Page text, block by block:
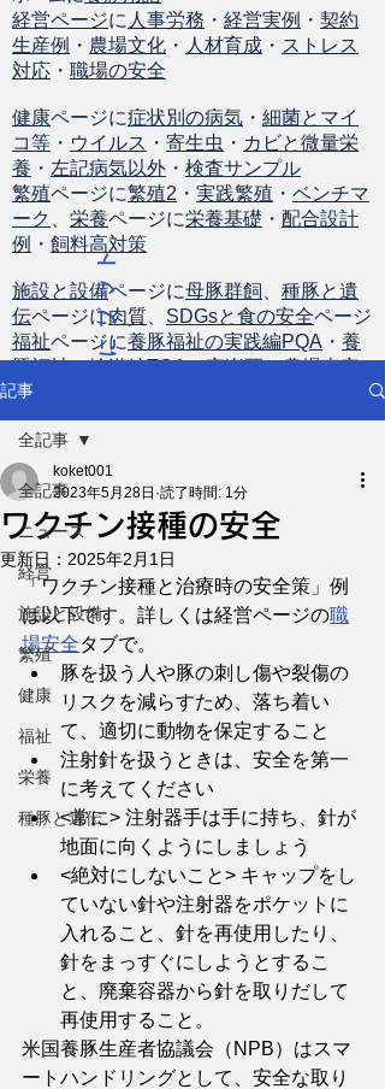
経営ページに 人事労務 ・ 経営実例 ・ 契約
生産例 ・ 農場文化 ・ 人材育成 ・ ストレス
対応 ・ 職場の安全
健康ページに症状別の病気 ・ 細菌とマイ
コ等 ・ ウイルス ・ 寄生虫 ・ カビと微量栄
養 ・ 左記病気以外 ・ 検査サンプル
繁殖ページに繁殖2 ・ 実践繁殖 ・ ベンチマ
ーク
栄養ページに栄養基礎 ・ 配合設計
例 ・ 飼料高対策
施設と設備ページに母豚群飼
種豚と遺
伝ページに肉質 SDGsと食の安全ページ
福祉ページに養豚福祉の実践編PQA ・ 養
豚福祉の輸送編TQA・安楽死・農場査定
ト
ッ
プ
に
記事
全記事
ニュース
経営
施設と設備
繁殖
健康
福祉
栄養
種豚と遺伝
全記事
ワクチン接種の安全
koket001
2023年5月28日 読了時間: 1分
更新日： 2025年2月1日
「ワクチン接種と治療時の安全策」例
は以下です。詳しくは経営ページの職
場安全タブで。
豚を扱う人や豚の刺し傷や裂傷の
リスクを減らすため、落ち着い
て、適切に動物を保定すること
注射針を扱うときは、安全を第一
に考えてください
<常に> 注射器手は手に持ち、針が
地面に向くようにしましょう
<絶対にしないこと> キャップをし
ていない針や注射器をポケットに
入れること、針を再使用したり、
針をまっすぐにしようとするこ
と、廃棄容器から針を取りだして
再使用すること。
米国養豚生産者協議会（NPB）はスマ
ートハンドリングとして、安全な取り